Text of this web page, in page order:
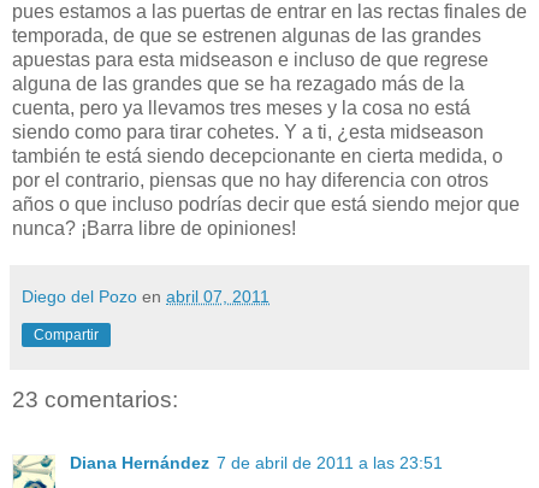
pues estamos a las puertas de entrar en las rectas finales de
temporada, de que se estrenen algunas de las grandes
apuestas para esta midseason e incluso de que regrese
alguna de las grandes que se ha rezagado más de la
cuenta, pero ya llevamos tres meses y la cosa no está
siendo como para tirar cohetes. Y a ti, ¿esta midseason
también te está siendo decepcionante en cierta medida, o
por el contrario, piensas que no hay diferencia con otros
años o que incluso podrías decir que está siendo mejor que
nunca? ¡Barra libre de opiniones!
Diego del Pozo en abril 07, 2011
Compartir
23 comentarios:
Diana Hernández 7 de abril de 2011 a las 23:51